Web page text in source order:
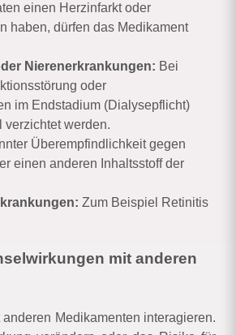
einen Herzinfarkt oder
haben, dürfen das Medikament
Nierenerkrankungen: Bei
oder
im Endstadium (Dialysepflicht)
werden.
Überempfindlichkeit gegen
einen anderen Inhaltsstoff der
Zum Beispiel Retinitis
mit anderen
Medikamenten interagieren.